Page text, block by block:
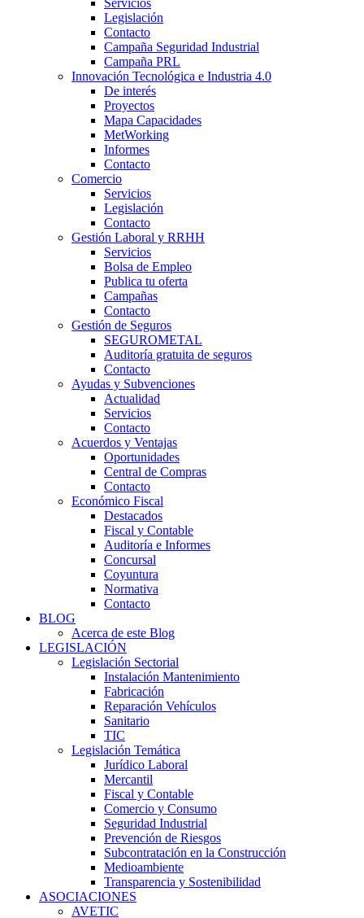
Legislación
Contacto
Campaña Seguridad Industrial
Campaña PRL
Innovación Tecnológica e Industria 4.0
De interés
Proyectos
Mapa Capacidades
MetWorking
Informes
Contacto
Comercio
Servicios
Legislación
Contacto
Gestión Laboral y RRHH
Servicios
Bolsa de Empleo
Publica tu oferta
Campañas
Contacto
Gestión de Seguros
SEGUROMETAL
Auditoría gratuita de seguros
Contacto
Ayudas y Subvenciones
Actualidad
Servicios
Contacto
Acuerdos y Ventajas
Oportunidades
Central de Compras
Contacto
Económico Fiscal
Destacados
Fiscal y Contable
Auditoría e Informes
Concursal
Coyuntura
Normativa
Contacto
BLOG
Acerca de este Blog
LEGISLACIÓN
Legislación Sectorial
Instalación Mantenimiento
Fabricación
Reparación Vehículos
Sanitario
TIC
Legislación Temática
Jurídico Laboral
Mercantil
Fiscal y Contable
Comercio y Consumo
Seguridad Industrial
Prevención de Riesgos
Subcontratación en la Construcción
Medioambiente
Transparencia y Sostenibilidad
ASOCIACIONES
AVETIC